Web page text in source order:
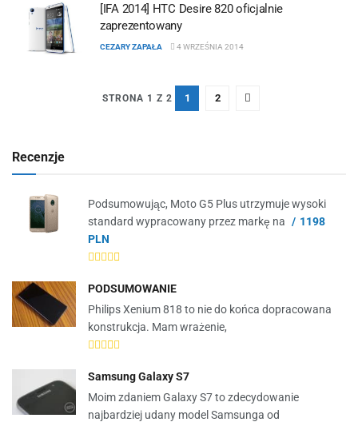
[IFA 2014] HTC Desire 820 oficjalnie
zaprezentowany
CEZARY ZAPAŁA 4 WRZEŚNIA 2014
STRONA 1 Z 2 1 2
Recenzje
Podsumowując, Moto G5 Plus utrzymuje wysoki
standard wypracowany przez markę na
1198
PLN
PODSUMOWANIE
Philips Xenium 818 to nie do końca dopracowana
konstrukcja. Mam wrażenie,
Samsung Galaxy S7
Moim zdaniem Galaxy S7 to zdecydowanie
najbardziej udany model Samsunga od